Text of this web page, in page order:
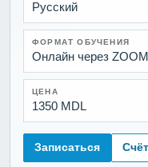
Русский
ФОРМАТ ОБУЧЕНИЯ
Онлайн через ZOOM
ЦЕНА
1350 MDL
Записаться